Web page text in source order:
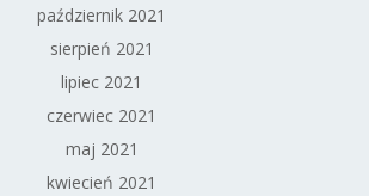
październik 2021
sierpień 2021
lipiec 2021
czerwiec 2021
maj 2021
kwiecień 2021